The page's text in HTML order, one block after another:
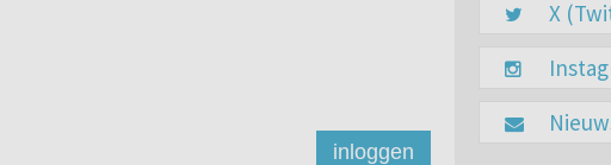
inloggen
X